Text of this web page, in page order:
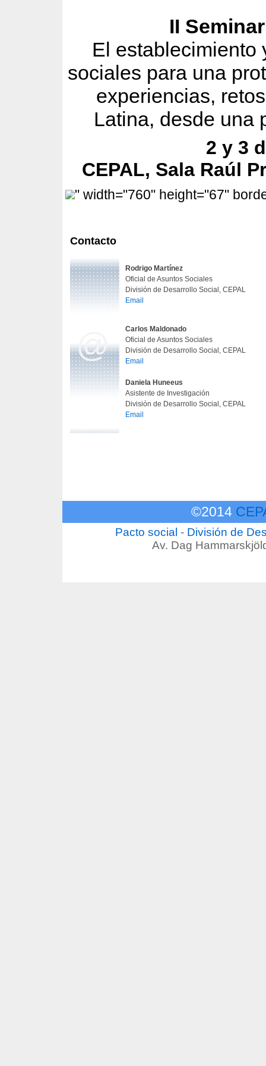
II
El establecimiento
sociales para una
experiencias,
Latina, desde una
2 y 3
CEPAL, Sala Raúl
" width="760" height="67"
Contacto
@
Rodrigo Martínez
Oficial de Asuntos Sociales
División de Desarrollo Social, CEPAL
Email
Carlos Maldonado
Oficial de Asuntos Sociales
División de Desarrollo Social, CEPAL
Email
Daniela Huneeus
Asistente de Investigación
División de Desarrollo Social, CEPAL
Email
©2014
Pacto social - División de
Av. Dag